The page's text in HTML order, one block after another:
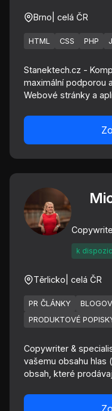
Brno | celá ČR
HTML CSS PHP
Stanektech.cz -
maximální podporou
Webové stránky a
k
Těrlicko | celá ČR
PR ČLÁNKY
PRODUKTOVÉ
Copywriter &
vašemu obsahu hlas
obsah, které